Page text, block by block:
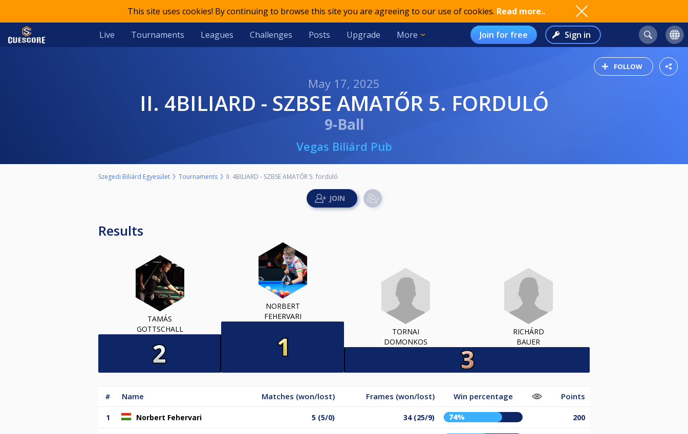
This site uses cookies! By continuing to browse this site you are agreeing to our use of cookies. Read more..
Live Tournaments Leagues Challenges Posts Upgrade More Join for free Sign in
FOLLOW
May 17, 2025
II. 4BILIARD - SZBSE AMATŐR 5. FORDULÓ
9-Ball
Vegas Biliárd Pub
Szegedi Biliárd Egyesület Tournaments II. 4BILIARD - SZBSE AMATŐR 5. forduló
Results
TAMÁS
GOTTSCHALL
NORBERT
FEHERVARI
TORNAI
DOMONKOS
RICHÁRD
BAUER
# Name Matches (won/lost) Frames (won/lost) Win percentage Points
1 Norbert Fehervari 5 (5/0) 34 (25/9) 74% 200